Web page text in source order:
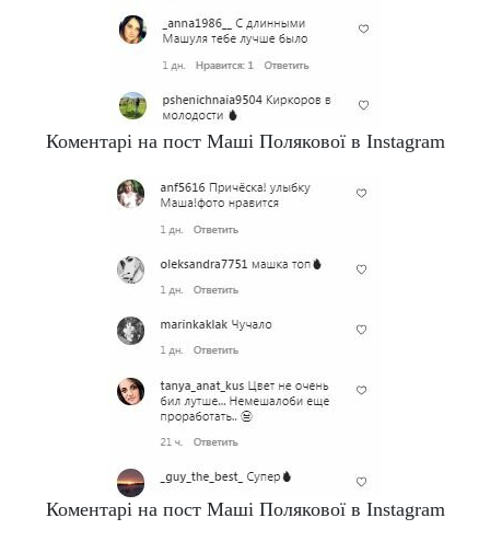
Коментарі на пост Маші Полякової в Instagram
Коментарі на пост Маші Полякової в Instagram